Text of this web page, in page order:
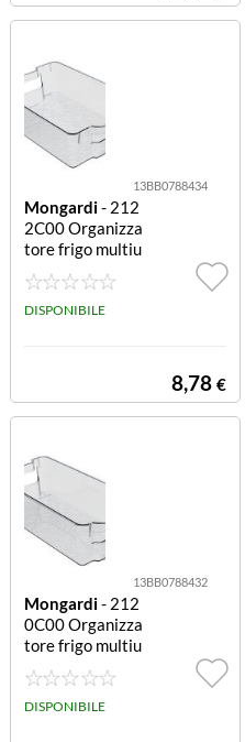
coperchi
13BB0788434
Mongardi- 212
2C00 Organizza
tore frigo multiu
so multiuso
DISPONIBILE
8,78 €
13BB0788432
Mongardi- 212
0C00 Organizza
tore frigo multiu
so multiuso
DISPONIBILE